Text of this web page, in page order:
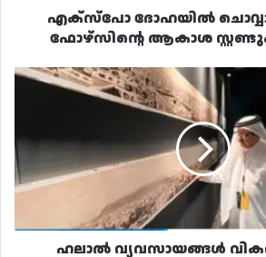
എക്‌സ്‌പോ ദോഹയിൽ
ഫോഴ്‌സിന്റെ ആകാശ
ഹലാൽ
വ്യവസായങ്ങൾ
ചെയ്ത്
ഖത്തർ
ചേംബർ
ഹലാൽ വ്യവസായങ്ങൾ